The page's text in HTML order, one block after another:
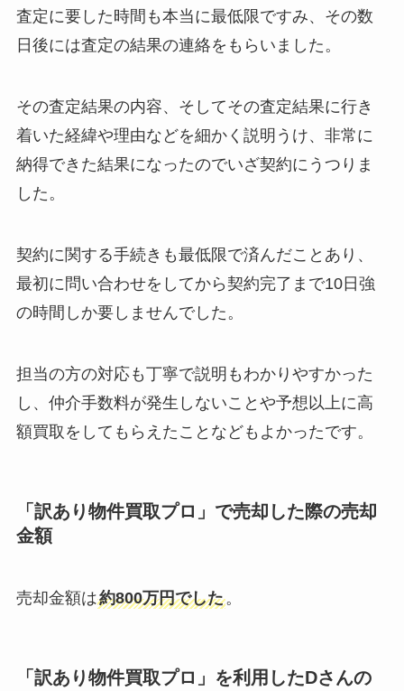
査定に要した時間も本当に最低限ですみ、その数
日後には査定の結果の連絡をもらいました。
その査定結果の内容、そしてその査定結果に行き
着いた経緯や理由などを細かく説明うけ、非常に
納得できた結果になったのでいざ契約にうつりま
した。
契約に関する手続きも最低限で済んだことあり、
最初に問い合わせをしてから契約完了まで10日強
の時間しか要しませんでした。
担当の方の対応も丁寧で説明もわかりやすかった
し、仲介手数料が発生しないことや予想以上に高
額買取をしてもらえたことなどもよかったです。
「訳あり物件買取プロ」で売却した際の売却
金額
売却金額は約800万円でした。
「訳あり物件買取プロ」を利用したDさんの